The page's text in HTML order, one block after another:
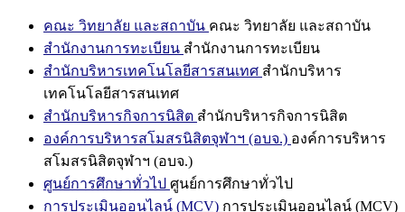
คณะ วิทยาลัย และสถาบัน คณะ วิทยาลัย และสถาบัน
สำนักงานการทะเบียน สำนักงานการทะเบียน
สำนักบริหารเทคโนโลยีสารสนเทศ สำนักบริหาร
เทคโนโลยีสารสนเทศ
สำนักบริหารกิจการนิสิต สำนักบริหารกิจการนิสิต
องค์การบริหารสโมสรนิสิตจุฬาฯ (อบจ.) องค์การบริหาร
สโมสรนิสิตจุฬาฯ (อบจ.)
ศูนย์การศึกษาทั่วไป ศูนย์การศึกษาทั่วไป
การประเมินออนไลน์ (MCV) การประเมินออนไลน์ (MCV)